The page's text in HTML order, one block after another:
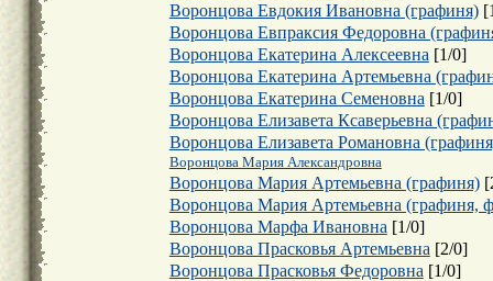
Воронцова Евдокия Ивановна (графиня)[
Воронцова Евпраксия Федоровна
Воронцова Екатерина Алексеевна [1/0]
Воронцова Екатерина Артемьевна
Воронцова Екатерина Семеновна [1/0]
Воронцова Елизавета Ксаверьевна
Воронцова Елизавета Романовна
Воронцова Мария Александровна
Воронцова Мария Артемьевна (графиня)[
Воронцова Мария Артемьевна
Воронцова Марфа Ивановна [1/0]
Воронцова Прасковья Артемьевна [2/0]
Воронцова Прасковья Федоровна [1/0]